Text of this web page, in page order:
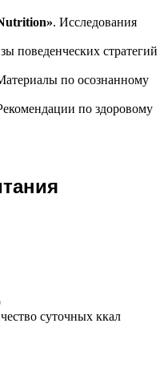
. Исследования
поведенческих стратегий
по осознанному
по здоровому
суточных ккал